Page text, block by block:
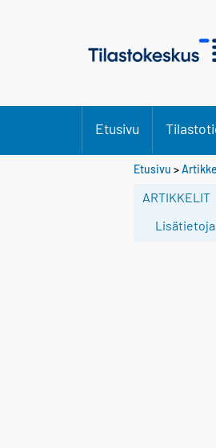
Etusivu
Etusivu >
ARTIKKELIT
Lisätietoja